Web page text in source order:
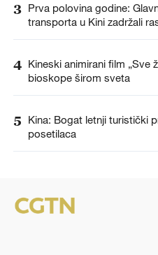
3 Prva polovina godine:
transporta u Kini zadržali
4 Kineski animirani film „Sve
bioskope širom sveta
5
Kina: Bogat letnji turistički
posetilaca